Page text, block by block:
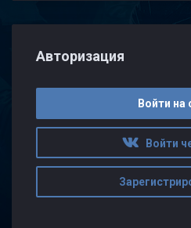
Авторизация
Войти на
Войти